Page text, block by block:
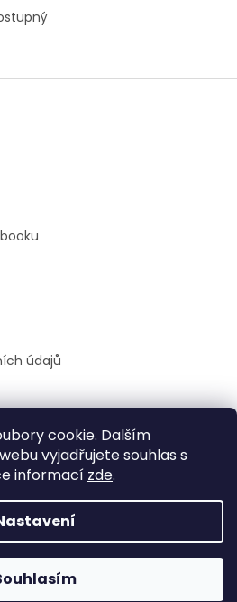
cookie. Dalším
vyjadřujete souhlas s
informací zde.
údajů
|Realizoval Appgrade
. Všechna práva vyhrazena.